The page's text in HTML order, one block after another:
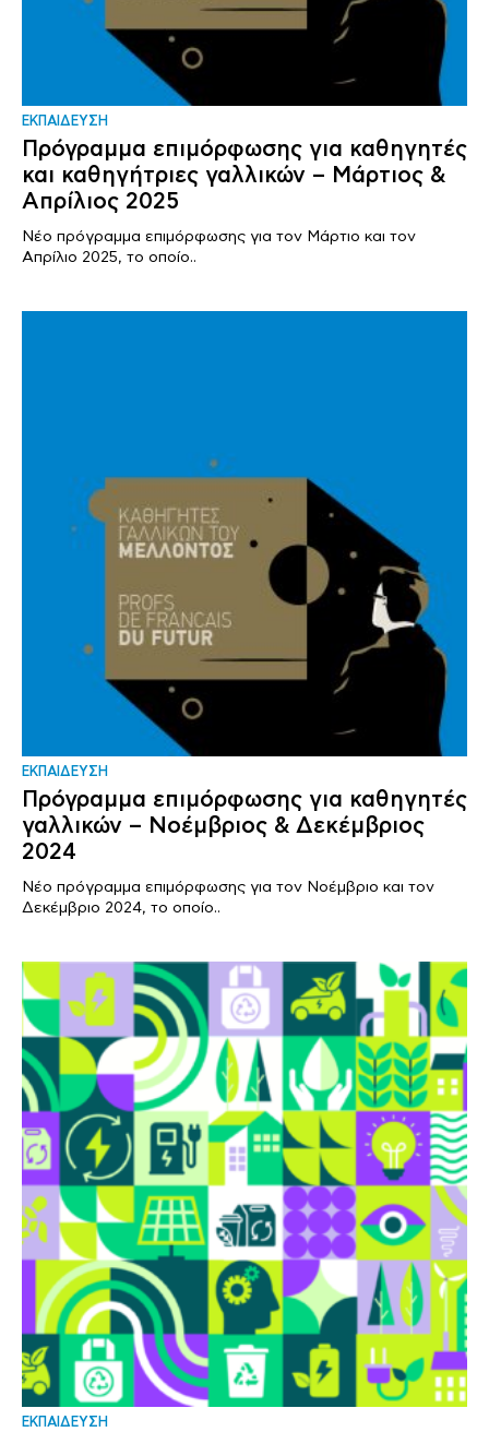
ΕΚΠΑΙΔΕΥΣΗ
Πρόγραμμα επιμόρφωσης για καθηγητές
και καθηγήτριες γαλλικών – Μάρτιος &
Απρίλιος 2025
Νέο πρόγραμμα επιμόρφωσης για τον Μάρτιο και τον
Απρίλιο 2025, το οποίο..
ΕΚΠΑΙΔΕΥΣΗ
Πρόγραμμα επιμόρφωσης για καθηγητές
γαλλικών – Νοέμβριος & Δεκέμβριος
2024
Νέο πρόγραμμα επιμόρφωσης για τον Νοέμβριο και τον
Δεκέμβριο 2024, το οποίο..
ΕΚΠΑΙΔΕΥΣΗ